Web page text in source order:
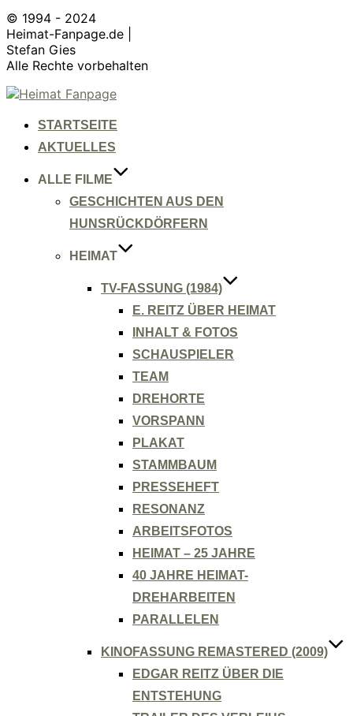
© 1994 - 2024
Heimat-Fanpage.de |
Stefan Gies
Alle Rechte vorbehalten
Zum
springenSTARTSEITE
AKTUELLES
ALLE FILME
GESCHICHTEN AUS DEN
HUNSRÜCKDÖRFERN
HEIMAT
TV-FASSUNG (1984)
E. REITZ ÜBER HEIMAT
INHALT & FOTOS
SCHAUSPIELER
TEAM
DREHORTE
VORSPANN
PLAKAT
STAMMBAUM
PRESSEHEFT
RESONANZ
ARBEITSFOTOS
HEIMAT – 25 JAHRE
40 JAHRE HEIMAT-
DREHARBEITEN
PARALLELEN
KINOFASSUNG REMASTERED (2009)
EDGAR REITZ ÜBER DIE
ENTSTEHUNG